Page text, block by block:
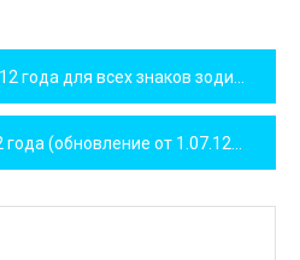
года для всех знаков зодиака